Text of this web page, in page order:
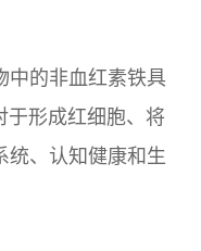
中的非血红素铁具
于形成红细胞、将
统、认知健康和生